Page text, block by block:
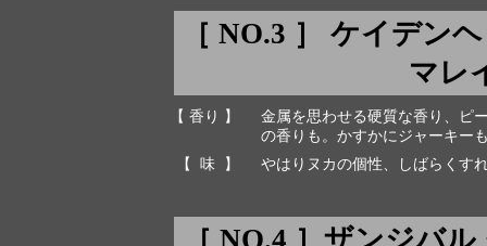
［ NO.3 ］ ケイデン
マレ
【 香り 】
金属を思わせる硬質な香り、ピ
の香りも。かすかにジャーキー
【 味 】
やはりヌカの個性、しばらくす
［ NO.4 ］ザンジバ